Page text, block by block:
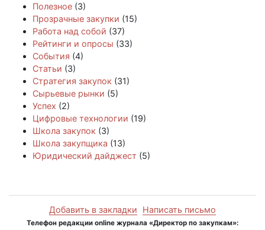
Полезное (3)
Прозрачные закупки (15)
Работа над собой (37)
Рейтинги и опросы (33)
События (4)
Статьи (3)
Стратегия закупок (31)
Сырьевые рынки (5)
Успех (2)
Цифровые технологии (19)
Школа закупок (3)
Школа закупщика (13)
Юридический дайджест (5)
Добавить в закладки Написать письмо
Телефон редакции online журнала «Директор по закупкам»: